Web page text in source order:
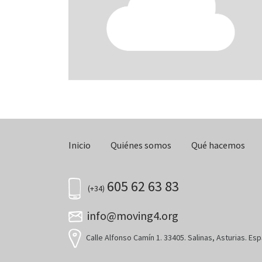
Inicio Quiénes somos Qué hacemos
(+34) 605 62 63 83
info@moving4.org
Calle Alfonso Camín 1. 33405. Salinas, Asturias.